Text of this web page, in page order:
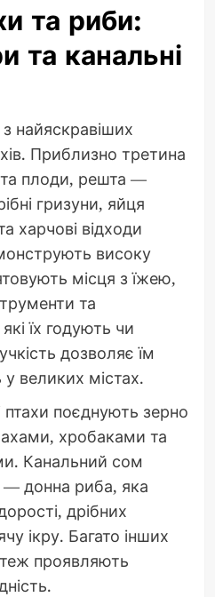
та риби:
та канальні
найяскравіших
Приблизно третина
та плоди, решта —
гризуни, яйця
харчові відходи
високу
місця з їжею,
та
їх годують чи
дозволяє їм
великих містах.
птахи поєднують зерно
хробаками та
Канальний сом
донна риба, яка
дрібних
ікру. Багато інших
теж проявляють